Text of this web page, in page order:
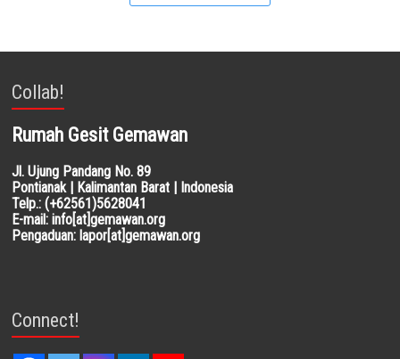
Collab!
Rumah Gesit Gemawan
Jl. Ujung Pandang No. 89
Pontianak | Kalimantan Barat | Indonesia
Telp.: (+62561)5628041
E-mail: info[at]gemawan.org
Pengaduan: lapor[at]gemawan.org
Connect!